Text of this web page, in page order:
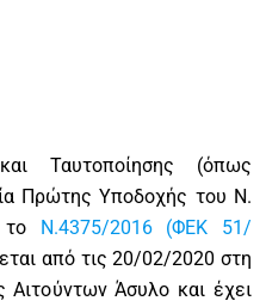
Ταυτοποίησης (όπως
Πρώτης Υποδοχής του Ν.
το Ν.4375/2016 (ΦΕΚ 51/
από τις 20/02/2020 στη
Αιτούντων Άσυλο και έχει